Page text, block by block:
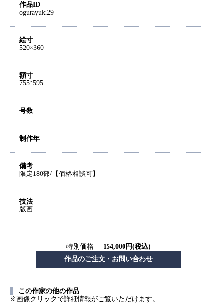
作品ID
ogurayuki29
絵寸
520×360
額寸
755*595
号数
制作年
備考
限定180部/【価格相談可】
技法
版画
特別価格 154,000円(税込)
この作家の他の作品
※画像クリックで詳細情報がご覧いただけます。